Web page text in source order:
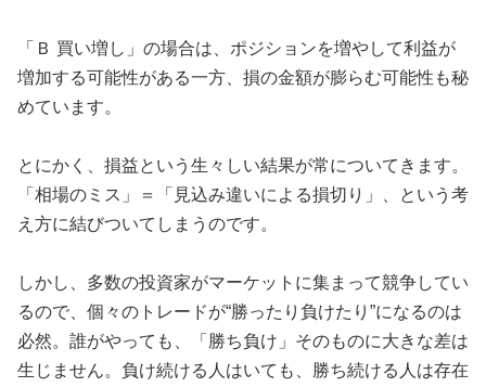
「Ｂ 買い増し」の場合は、ポジションを増やして利益が
増加する可能性がある一方、損の金額が膨らむ可能性も秘
めています。
とにかく、損益という生々しい結果が常についてきます。
「相場のミス」＝「見込み違いによる損切り」、という考
え方に結びついてしまうのです。
しかし、多数の投資家がマーケットに集まって競争してい
るので、個々のトレードが“勝ったり負けたり”になるのは
必然。誰がやっても、「勝ち負け」そのものに大きな差は
生じません。負け続ける人はいても、勝ち続ける人は存在